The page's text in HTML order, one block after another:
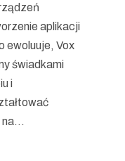
aplikacji
ewoluuje, Vox
świadkami
i